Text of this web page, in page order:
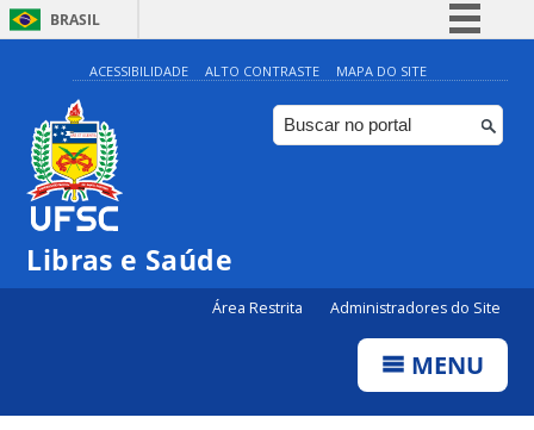
BRASIL
Simplifique!
Comunica BR
Participe
ACESSIBILIDADE ALTO CONTRASTE MAPA DO SITE
Libras e Saúde
Área Restrita Administradores do Site
MENU